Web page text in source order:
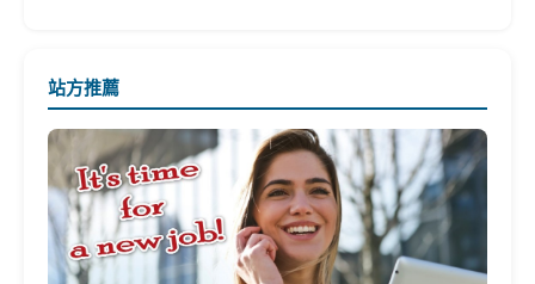
站方推薦